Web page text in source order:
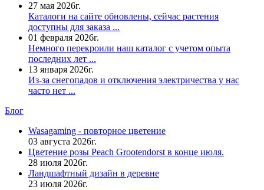
27 мая 2026г.
Каталоги на сайте обновлены, сейчас растения
доступны для заказа ...
01 февраля 2026г.
Немного перекроили наш каталог с учетом опыта
последних лет ...
13 января 2026г.
Из-за снегопадов и отключения электричества у нас
часто нет ...
Блог
Wasagaming - повторное цветение
03 августа 2026г.
Цветение розы Peach Grootendorst в конце июля.
28 июля 2026г.
Ландшафтный дизайн в деревне
23 июля 2026г.